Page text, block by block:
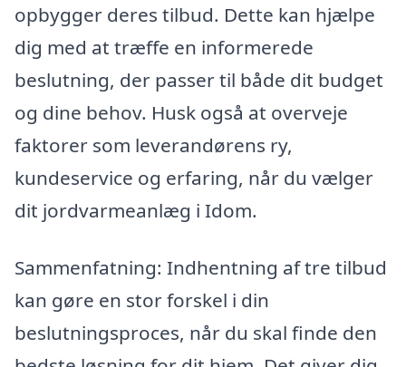
opbygger deres tilbud. Dette kan hjælpe
dig med at træffe en informerede
beslutning, der passer til både dit budget
og dine behov. Husk også at overveje
faktorer som leverandørens ry,
kundeservice og erfaring, når du vælger
dit jordvarmeanlæg i Idom.
Sammenfatning: Indhentning af tre tilbud
kan gøre en stor forskel i din
beslutningsproces, når du skal finde den